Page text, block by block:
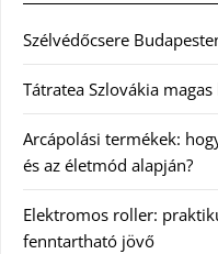
Szélvédőcsere
Tátratea Szlovákia
Arcápolási termékek:
és az életmód alapján?
Elektromos roller:
fenntartható jövő